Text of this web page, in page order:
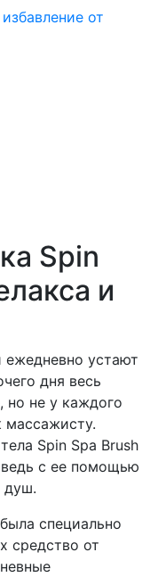
от
Spin
и
устают
дня весь
но не у каждого
массажисту.
Spin Spa Brush
с ее помощью
душ.
специально
средство от